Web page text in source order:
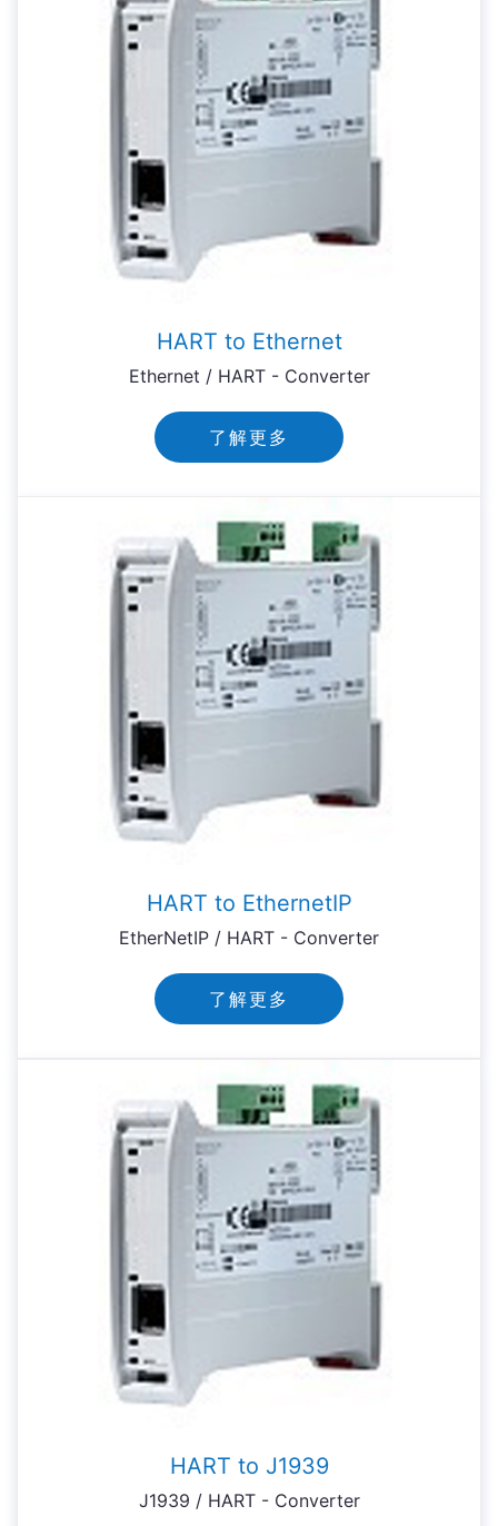
HART to Ethernet
Ethernet / HART - Converter
了解更多
HART to EthernetIP
EtherNetIP / HART - Converter
了解更多
HART to J1939
J1939 / HART - Converter